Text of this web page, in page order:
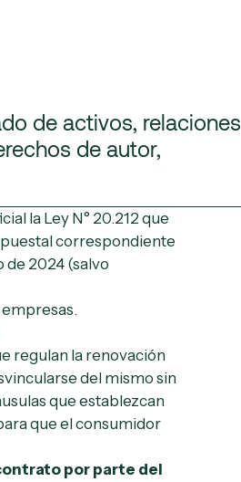
de activos, relaciones
de autor,
la Ley N° 20.212 que
correspondiente
de 2024 (salvo
regulan la renovación
del mismo sin
que establezcan
que el consumidor
por parte del